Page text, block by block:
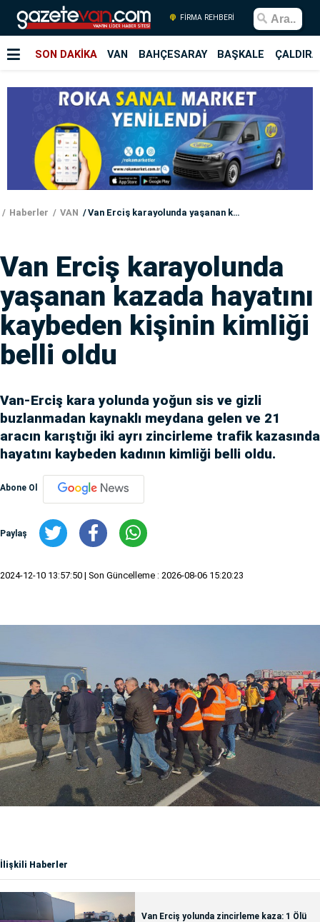
FİRMA REHBERİ
SON DAKİKA VAN BAHÇESARAY BAŞKALE
Haberler VAN Van Erciş karayolunda yaşanan kazada hayatını kaybeden kişinin kimliği belli oldu
Van Erciş karayolunda
yaşanan kazada hayatını
kaybeden kişinin kimliği
belli oldu
Van-Erciş kara yolunda yoğun sis ve gizli
buzlanmadan kaynaklı meydana gelen ve 21
aracın karıştığı iki ayrı zincirleme trafik kazasında
hayatını kaybeden kadının kimliği belli oldu.
Abone Ol
Paylaş
2024-12-10 13:57:50 | Son Güncelleme : 2026-08-06 15:20:23
İlişkili Haberler
Van Erciş yolunda zincirleme kaza: 1 Ölü